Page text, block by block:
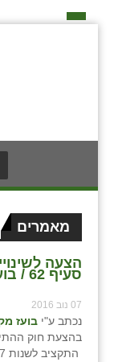
מאמרים
הצעה
סעיף 62 / בועז מקלר, רו״ח ואמיר כהן, רו"ח
07 נוב 2016
נכתב ע"י בועז
בהצעת חוק
בעלי תפקיד
חברי מזכירות
חברי ועדת
ועידות האיחוד
אילניה
בית ינאי
ביתן אהרון
בן נון
בני נצרים
לוח אירועים
לוח מודעות
פרסום מודעה